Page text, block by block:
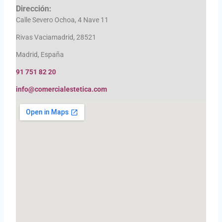
Dirección:
Calle Severo Ochoa, 4 Nave 11
Rivas Vaciamadrid, 28521
Madrid, España
91 751 82 20
info@comercialestetica.com